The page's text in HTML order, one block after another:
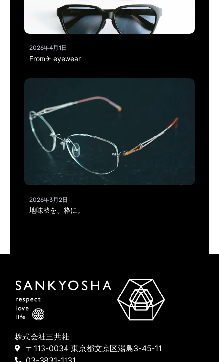
2026年4月1日
From✈ eyewear
2026年3月2日
地味渋を、粋に。
株式会社三共社
〒113-0034 東京都文京区湯島3-45-11
03-3831-1131